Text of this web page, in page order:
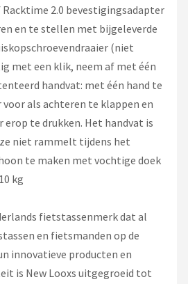
2.0 bevestigingsadapter
en te stellen met bijgeleverde
(niet
met een klik, neem af met één
handvat: met één hand te
voor als achteren te klappen en
te drukken. Het handvat is
niet rammelt tijdens het
te maken met vochtige doek
kg
fietstassenmerk dat al
en fietsmanden op de
innovatieve producten en
is New Looxs uitgegroeid tot